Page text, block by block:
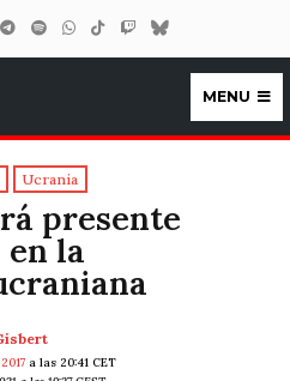
MENU
Ucrania
presente
la
a las 20:41 CET